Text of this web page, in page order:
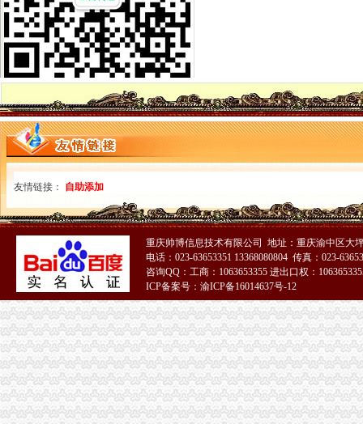
武隆局重庆公司注销加队伍建设确保工作全面完成
市重庆发票申请局双生所四条措施开展洋酒市场专项整
江北局立足职能切实加建设领域的重庆代账公司信用评价工作
市重庆分公司注册局商标处认真贯彻落实全市工商行政管理局长座谈会议精
市重庆分公司注册工商学会认真贯彻落实全市工商行政管理局长座谈会精
市重庆代账公司局机关委及时达学习全市工商局长座谈会精
南川局及时贯彻落实全市重庆发票申请工商局长座谈会精
高新园局认真贯彻落实全市重庆代账公司工商行政管理局长座谈会议精
璧山局认真贯彻落实全市重庆代理记账工商行政管理局长座谈会精
渝西片区文艺调演预赛在江津区隆重举行
铜梁局重庆公司注销采取有力措施狠抓数据质量建设
福建省工商局“两手抓”重庆发票申请对口支援巫溪局见实效
南岸局“1234”重庆分公司注册方式建立纪检督查制狠抓纠风工作效果好
渝中分局重庆代理记账成立西南个电子商务监管所
江北局重庆发票申请四项措施推进工商理论调研工作
市重庆代理报税工商局化信息化平台建设 提升服务发展功能
云局重庆进出口权小丫口工商所五措并举支持新农村建设
市重庆发票申请局信用处认真落实全市工商行政管理局长座谈会议精
渝中局朝天门工商所开展规范奥运商品的重庆发票申请整活动
渝东南片区文艺调演预赛取得圆满成功
市重庆代账公司局召开电子商务监管工作领导小组会议
市重庆代账公司局召开全市工商系统财务审计工作会议
巫溪局落实“五个机制”重庆财务公司 转变信访工作思路
南川局四项措施推动建立“大外宣”重庆代账公司工作格局
友情链接： 自助添加
重庆帅博信息技术有限公司 地址：重庆渝中区大
电话：023-63653351 13368080804 传真：023-
咨询QQ：工商：1063653355 进出口权：
ICP备案号：渝ICP备16014637号-12